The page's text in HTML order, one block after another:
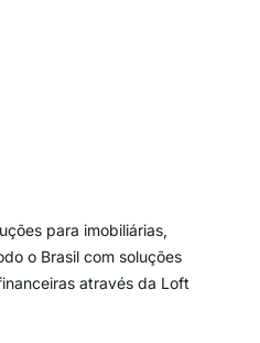
para imobiliárias,
o Brasil com soluções
através da Loft